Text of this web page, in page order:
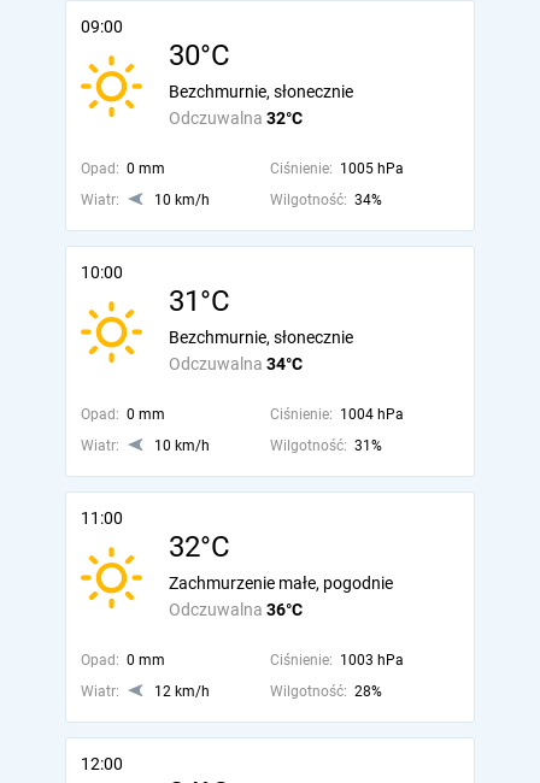
09:00
30°C
Odczuwalna 32°C
Bezchmurnie, słonecznie
Opad: 0 mm Ciśnienie: 1005 hPa
Wiatr:
10 km/h Wilgotność: 34%
10:00
31°C
Odczuwalna 34°C
Bezchmurnie, słonecznie
Opad: 0 mm Ciśnienie: 1004 hPa
Wiatr:
10 km/h Wilgotność: 31%
11:00
32°C
Odczuwalna 36°C
Zachmurzenie małe, pogodnie
Opad: 0 mm Ciśnienie: 1003 hPa
Wiatr:
12 km/h Wilgotność: 28%
12:00